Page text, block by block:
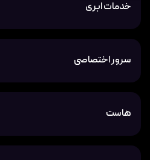
خدمات ابری
سرور اختصاصی
هاست